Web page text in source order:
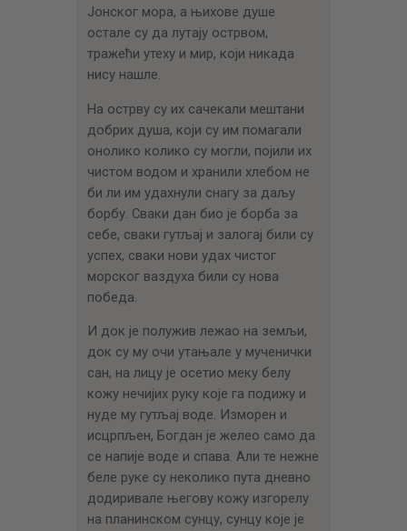
Јонског мора, а њихове душе
остале су да лутају острвом,
тражећи утеху и мир, који никада
нису нашле.
На острву су их сачекали мештани
добрих душа, који су им помагали
онолико колико су могли, појили их
чистом водом и хранили хлебом не
би ли им удахнули снагу за даљу
борбу. Сваки дан био је борба за
себе, сваки гутљај и залогај били су
успех, сваки нови удах чистог
морског ваздуха били су нова
победа.
И док је полужив лежао на земљи,
док су му очи утањале у мученички
сан, на лицу је осетио меку белу
кожу нечијих руку које га подижу и
нуде му гутљај воде. Изморен и
исцрпљен, Богдан је желео само да
се напије воде и спава. Али те нежне
беле руке су неколико пута дневно
додиривале његову кожу изгорелу
на планинском сунцу, сунцу које је